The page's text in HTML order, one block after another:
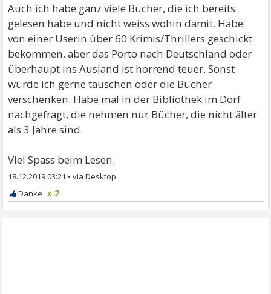
Auch ich habe ganz viele Bücher, die ich bereits
gelesen habe und nicht weiss wohin damit. Habe
von einer Userin über 60 Krimis/Thrillers geschickt
bekommen, aber das Porto nach Deutschland oder
überhaupt ins Ausland ist horrend teuer. Sonst
würde ich gerne tauschen oder die Bücher
verschenken. Habe mal in der Bibliothek im Dorf
nachgefragt, die nehmen nur Bücher, die nicht älter
als 3 Jahre sind.
Viel Spass beim Lesen.
18.12.2019 03:21 •
x 2